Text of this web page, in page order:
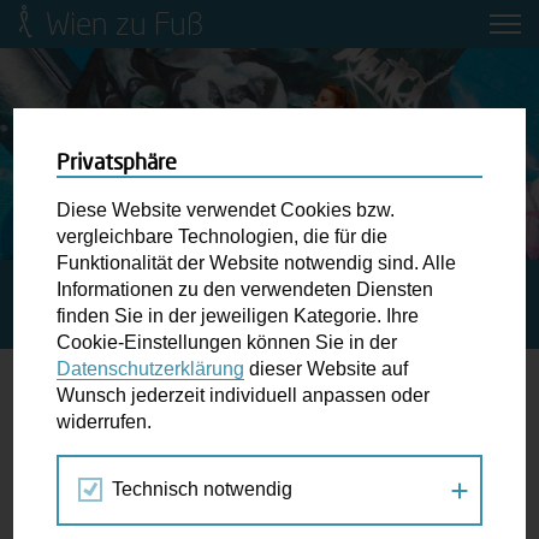
Wien zu Fuß
Mobilitätsbildung für Kinder und
Jugendliche
Ringstraße-Neugestaltung
Wiener Fußwegekarte
Newsletter abonnieren
Wunschbox
der Ampel ...
STARTSEITE BLOG
EIN NEUES JAHR – EIN ZWEITES
STREETLIFE FESTIVAL
Ein neues Jahr – ein zweites Streetlife
Festival
Privatsphäre
Diese Website verwendet Cookies bzw.
vergleichbare Technologien, die für die
Funktionalität der Website notwendig sind. Alle
Informationen zu den verwendeten Diensten
finden Sie in der jeweiligen Kategorie. Ihre
Cookie-Einstellungen können Sie in der
Datenschutzerklärung dieser Website auf
Wunsch jederzeit individuell anpassen oder
widerrufen.
Technisch notwendig